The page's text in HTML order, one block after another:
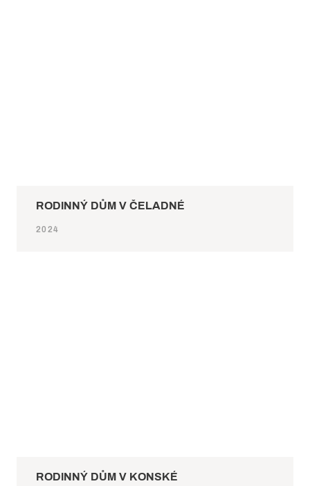
RODINNÝ DŮM V ČELADNÉ
2024
RODINNÝ DŮM V KONSKÉ